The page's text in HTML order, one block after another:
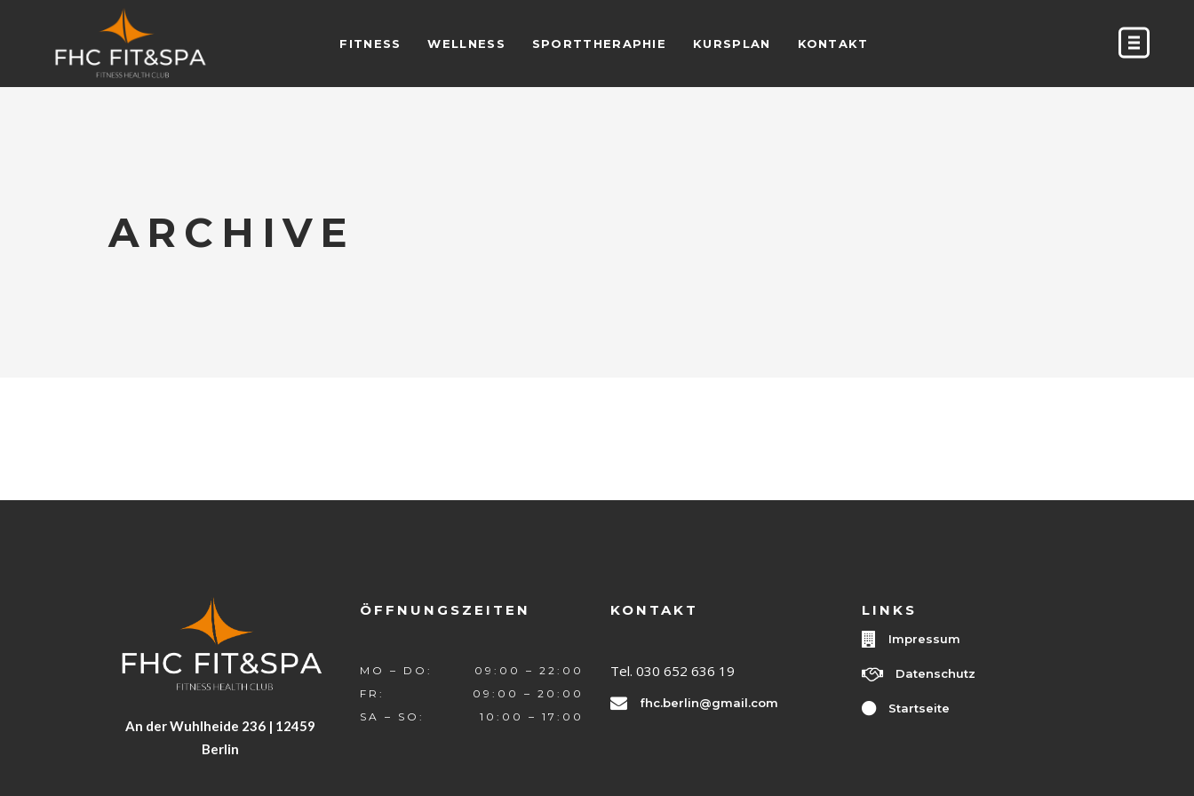
FITNESS WELLNESS SPORTTHERAPHIE KURSPLAN KONTAKT
ARCHIVE
An der Wuhlheide 236 | 12459
Berlin
ÖFFNUNGSZEITEN
MO – DO:
09:00 – 22:00
FR:
09:00 – 20:00
SA – SO:
10:00 – 17:00
KONTAKT
Tel. 030 652 636 19
fhc.berlin@gmail.com
LINKS
Impressum
Datenschutz
Startseite